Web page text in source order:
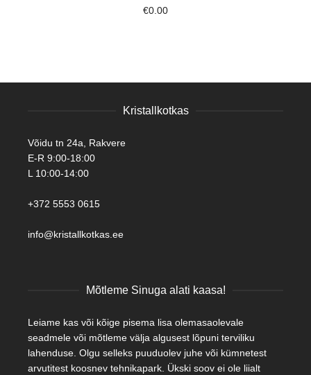
€0.00
Kristallkotkas
Võidu tn 24a, Rakvere
E-R 9:00-18:00
L 10:00-14:00
+372 5553 0615
info@kristallkotkas.ee
Mõtleme Sinuga alati kaasa!
Leiame kas või kõige pisema lisa olemasaolevale
seadmele või mõtleme välja algusest lõpuni terviliku
lahenduse. Olgu selleks puuduolev juhe või kümnetest
arvutitest koosnev tehnikapark. Ükski soov ei ole liialt